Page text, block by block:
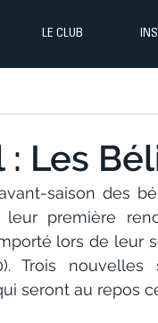
LE CLUB
Les
saison des
leur première
lors de leur
Trois
seront au repos